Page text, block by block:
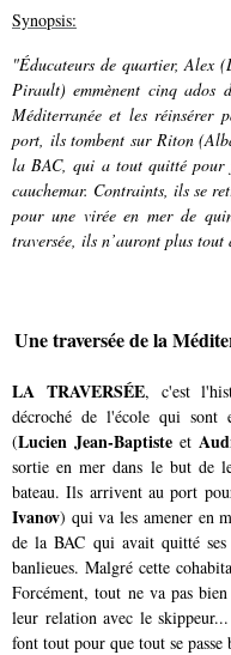
Synopsis:
"Éducateurs de quartier, Alex
Pirault) emmènent cinq ados
Méditerranée et les réinsérer
port, ils tombent sur Riton
la BAC, qui a tout quitté pour
cauchemar. Contraints, ils se
pour une virée en mer de
traversée, ils n’auront plus
Une traversée de la
LA TRAVERSÉE, c'est
décroché de l'école qui sont
(Lucien Jean-Baptiste et
sortie en mer dans le but de
bateau. Ils arrivent au port
Ivanov) qui va les amener en
de la BAC qui avait quitté
banlieues. Malgré cette
Forcément, tout ne va pas
leur relation avec le
font tout pour que tout se passe